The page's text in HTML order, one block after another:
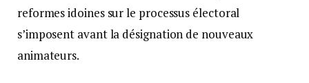
reformes idoines sur le processus électoral
s’imposent avant la désignation de nouveaux
animateurs.